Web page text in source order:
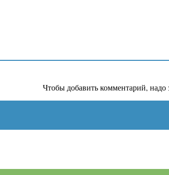
Чтобы добавить комментарий, надо